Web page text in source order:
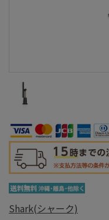
Shark(シャーク)